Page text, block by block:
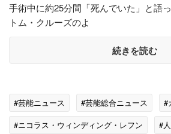
手術中に約25分間「死んでいた」と語
トム・クルーズのよ
続きを読む
#芸能ニュース #芸能総合ニュース
#
#ニコラス・ウィンディング・レフン
#